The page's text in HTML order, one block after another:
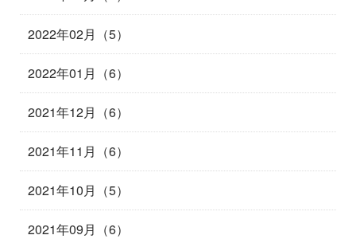
2022年02月（5）
2022年01月（6）
2021年12月（6）
2021年11月（6）
2021年10月（5）
2021年09月（6）